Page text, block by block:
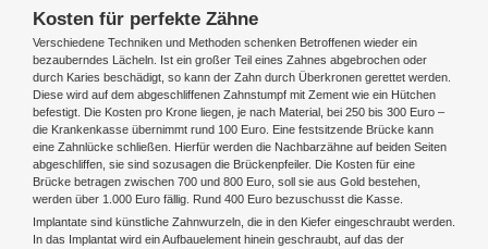
Kosten für perfekte Zähne
Verschiedene Techniken und Methoden schenken Betroffenen wieder ein
bezauberndes Lächeln. Ist ein großer Teil eines Zahnes abgebrochen oder
durch Karies beschädigt, so kann der Zahn durch Überkronen gerettet werden.
Diese wird auf dem abgeschliffenen Zahnstumpf mit Zement wie ein Hütchen
befestigt. Die Kosten pro Krone liegen, je nach Material, bei 250 bis 300 Euro –
die Krankenkasse übernimmt rund 100 Euro. Eine festsitzende Brücke kann
eine Zahnlücke schließen. Hierfür werden die Nachbarzähne auf beiden Seiten
abgeschliffen, sie sind sozusagen die Brückenpfeiler. Die Kosten für eine
Brücke betragen zwischen 700 und 800 Euro, soll sie aus Gold bestehen,
werden über 1.000 Euro fällig. Rund 400 Euro bezuschusst die Kasse.
Implantate sind künstliche Zahnwurzeln, die in den Kiefer eingeschraubt werden.
In das Implantat wird ein Aufbauelement hinein geschraubt, auf das der